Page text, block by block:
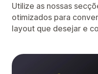
Utilize as nossas
otimizados para
layout que desejar e